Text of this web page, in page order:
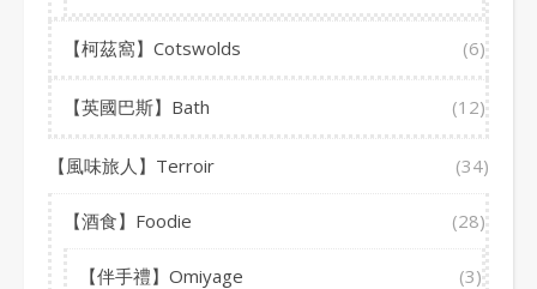
【柯茲窩】Cotswolds (6)
【英國巴斯】Bath (12)
【風味旅人】Terroir (34)
【酒食】Foodie (28)
【伴手禮】Omiyage (3)